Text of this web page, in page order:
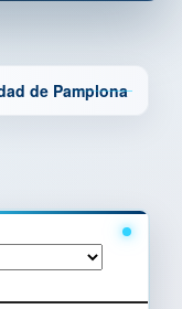
de Pamplona